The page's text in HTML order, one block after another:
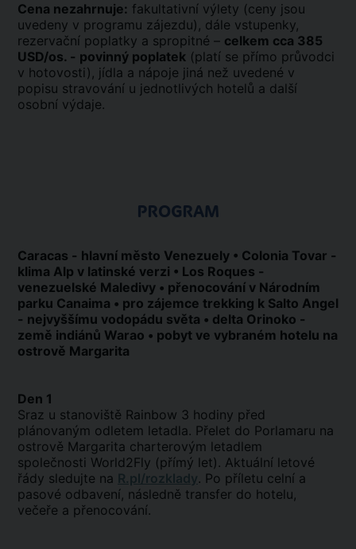
Cena nezahrnuje: fakultativní výlety (ceny jsou
uvedeny v programu zájezdu), dále vstupenky,
rezervační poplatky a spropitné – celkem cca 385
USD/os. - povinný poplatek (platí se přímo průvodci
v hotovosti), jídla a nápoje jiná než uvedené v
popisu stravování u jednotlivých hotelů a další
osobní výdaje.
PROGRAM
Caracas - hlavní město Venezuely • Colonia Tovar -
klima Alp v latinské verzi • Los Roques -
venezuelské Maledivy • přenocování v Národním
parku Canaima • pro zájemce trekking k Salto Angel
- nejvyššímu vodopádu světa • delta Orinoko -
země indiánů Warao • pobyt ve vybraném hotelu na
ostrově Margarita
Den 1
Sraz u stanoviště Rainbow 3 hodiny před
plánovaným odletem letadla. Přelet do Porlamaru na
ostrově Margarita charterovým letadlem
společnosti World2Fly (přímý let). Aktuální letové
řády sledujte na R.pl/rozklady. Po příletu celní a
pasové odbavení, následně transfer do hotelu,
večeře a přenocování.